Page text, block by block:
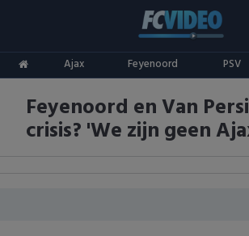
Ajax Feyenoord PSV
ADO Den Haag
Ajax
Competities
Eredivisie
Keuken Kampioen Divisie
Oranje
Feyenoord en Van
crisis? 'We zijn geen